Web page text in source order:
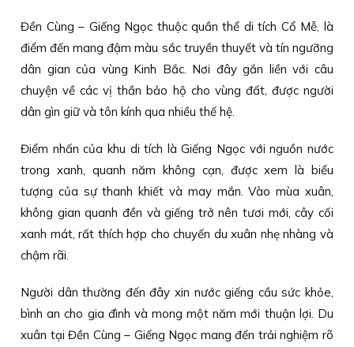
Đền Cùng – Giếng Ngọc thuộc quần thể di tích Cổ Mễ, là
điểm đến mang đậm màu sắc truyền thuyết và tín ngưỡng
dân gian của vùng Kinh Bắc. Nơi đây gắn liền với câu
chuyện về các vị thần bảo hộ cho vùng đất, được người
dân gìn giữ và tôn kính qua nhiều thế hệ.
Điểm nhấn của khu di tích là Giếng Ngọc với nguồn nước
trong xanh, quanh năm không cạn, được xem là biểu
tượng của sự thanh khiết và may mắn. Vào mùa xuân,
không gian quanh đền và giếng trở nên tươi mới, cây cối
xanh mát, rất thích hợp cho chuyến du xuân nhẹ nhàng và
chậm rãi.
Người dân thường đến đây xin nước giếng cầu sức khỏe,
bình an cho gia đình và mong một năm mới thuận lợi. Du
xuân tại Đền Cùng – Giếng Ngọc mang đến trải nghiệm rõ